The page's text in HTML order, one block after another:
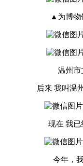
▲为博物
温州市
后来 我叫温
现在 我已
今年，